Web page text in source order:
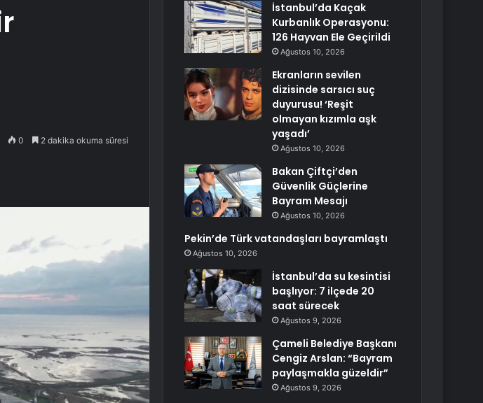
0 2 dakika okuma süresi
İstanbul’da Kaçak
Kurbanlık Operasyonu:
126 Hayvan Ele Geçirildi
Ağustos 10, 2026
Ekranların sevilen
dizisinde sarsıcı suç
duyurusu! ‘Reşit
olmayan kızımla aşk
yaşadı’
Ağustos 10, 2026
Bakan Çiftçi’den
Güvenlik Güçlerine
Bayram Mesajı
Ağustos 10, 2026
Pekin’de Türk vatandaşları bayramlaştı
Ağustos 10, 2026
İstanbul’da su kesintisi
başlıyor: 7 ilçede 20
saat sürecek
Ağustos 9, 2026
Çameli Belediye Başkanı
Cengiz Arslan: “Bayram
paylaşmakla güzeldir”
Ağustos 9, 2026